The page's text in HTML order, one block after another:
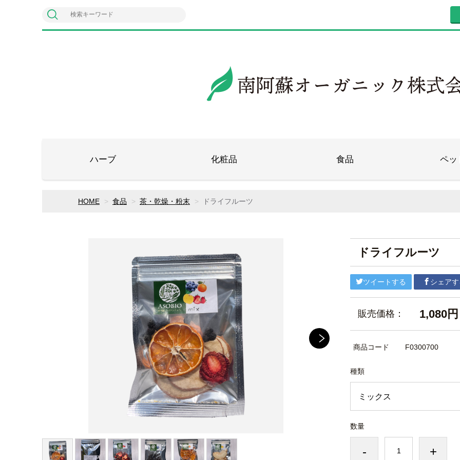
ハーブ 化粧品 食品 ペッ
HOME 食品 茶・乾燥・粉末 ドライフルーツ
ドライフルーツ
ツイートする シェアす
販売価格： 1,080円
商品コード F0300700
種類
数量
- +